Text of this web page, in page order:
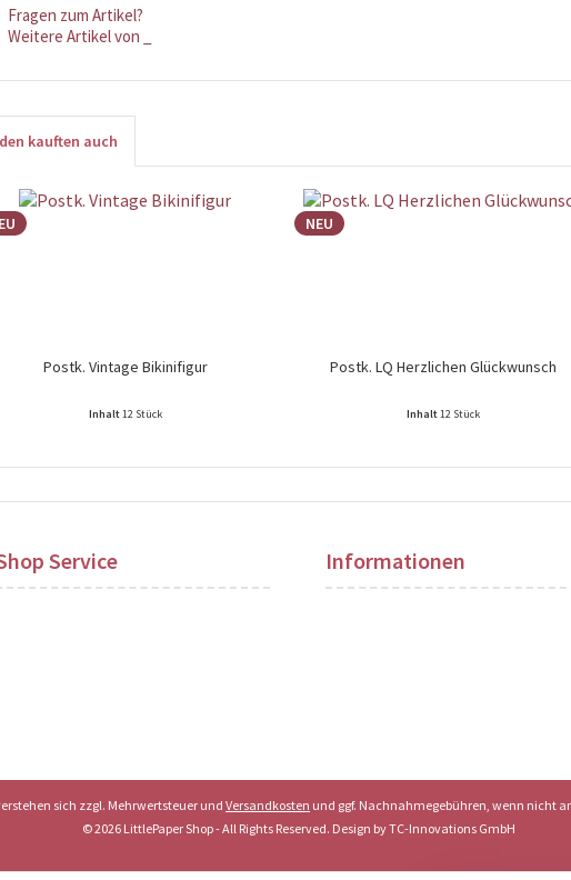
Fragen zum Artikel?
Weitere Artikel von _
kauften auch
Postk. Vintage Bikinifigur
Inhalt12 Stück
Preise nach Login sichtbar!
NEU
Postk. LQ Herzlichen Glückwunsch
Inhalt12 Stück
Preise nach Login sichtbar!
Service Informationen
sich zzgl. Mehrwertsteuer undVersandkosten und ggf. Nachnahmegebühren, wenn nicht
© 2026 LittlePaper Shop - All Rights Reserved. Design byTC-Innovations GmbH